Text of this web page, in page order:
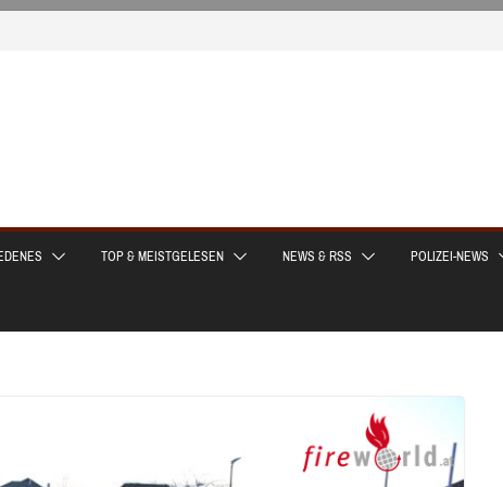
TOP & MEISTGELESEN NEWS & RSS POLIZEI-NEWS